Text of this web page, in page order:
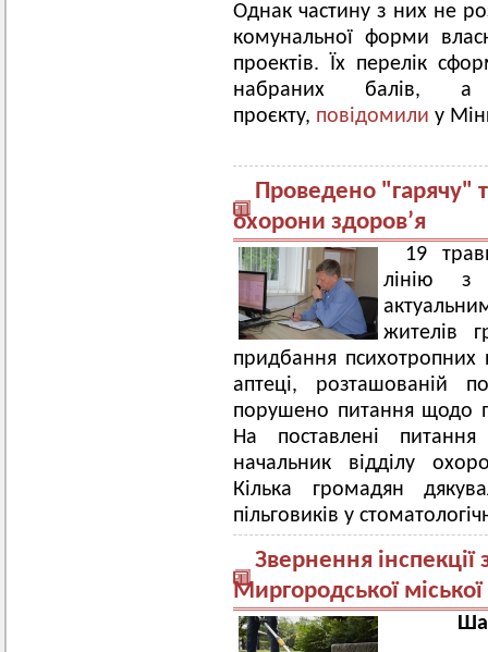
Однак частину з них не
комунальної форми
проектів. Їх перелік
набраних балів, а
проєкту, повідомили у
Проведено "гарячу"
охорони здоров’я
19
лінію з
жителів
придбання психотропних
аптеці, розташованій
порушено питання щодо
На поставлені
начальник відділу
Кілька громадян
пільговиків у
Звернення
Миргородської